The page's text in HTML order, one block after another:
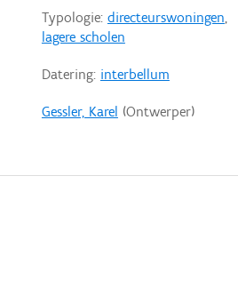
Typologie: directeurswoningen,
lagere scholen
Datering: interbellum
Gessler, Karel (Ontwerper)